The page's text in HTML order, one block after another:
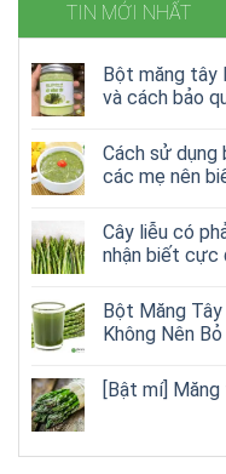
TIN MỚI NHẤT
Bột măng tây
và cách bảo
Cách sử
các mẹ nên
Cây liễu có
nhận biết cực
Bột Măng Tây
Không Nên Bỏ
[Bật mí]